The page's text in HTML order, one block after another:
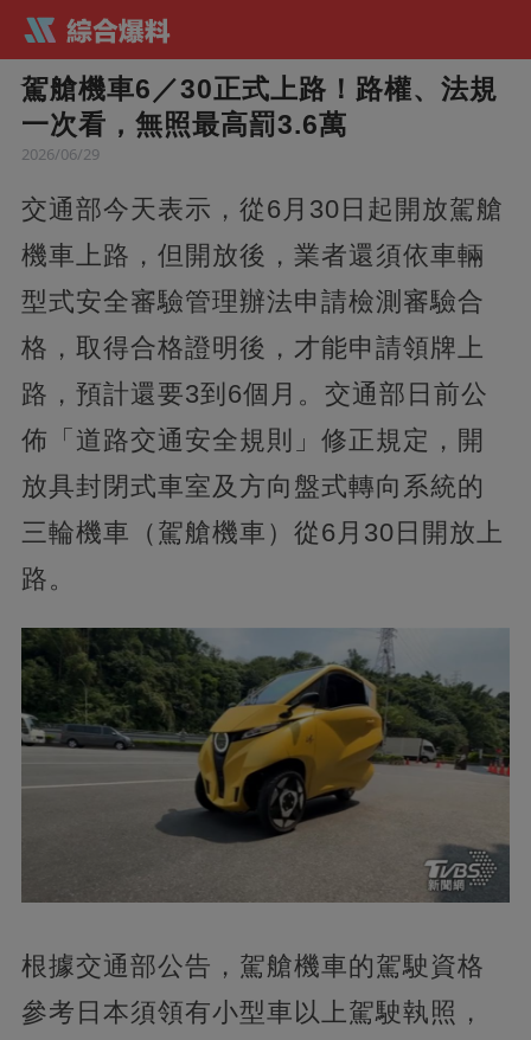
駕艙機車6／30正式上路！路權、法規
一次看，無照最高罰3.6萬
2026/06/29
交通部今天表示，從6月30日起開放駕艙
機車上路，但開放後，業者還須依車輛
型式安全審驗管理辦法申請檢測審驗合
格，取得合格證明後，才能申請領牌上
路，預計還要3到6個月。交通部日前公
佈「道路交通安全規則」修正規定，開
放具封閉式車室及方向盤式轉向系統的
三輪機車（駕艙機車）從6月30日開放上
路。
根據交通部公告，駕艙機車的駕駛資格
參考日本須領有小型車以上駕駛執照，